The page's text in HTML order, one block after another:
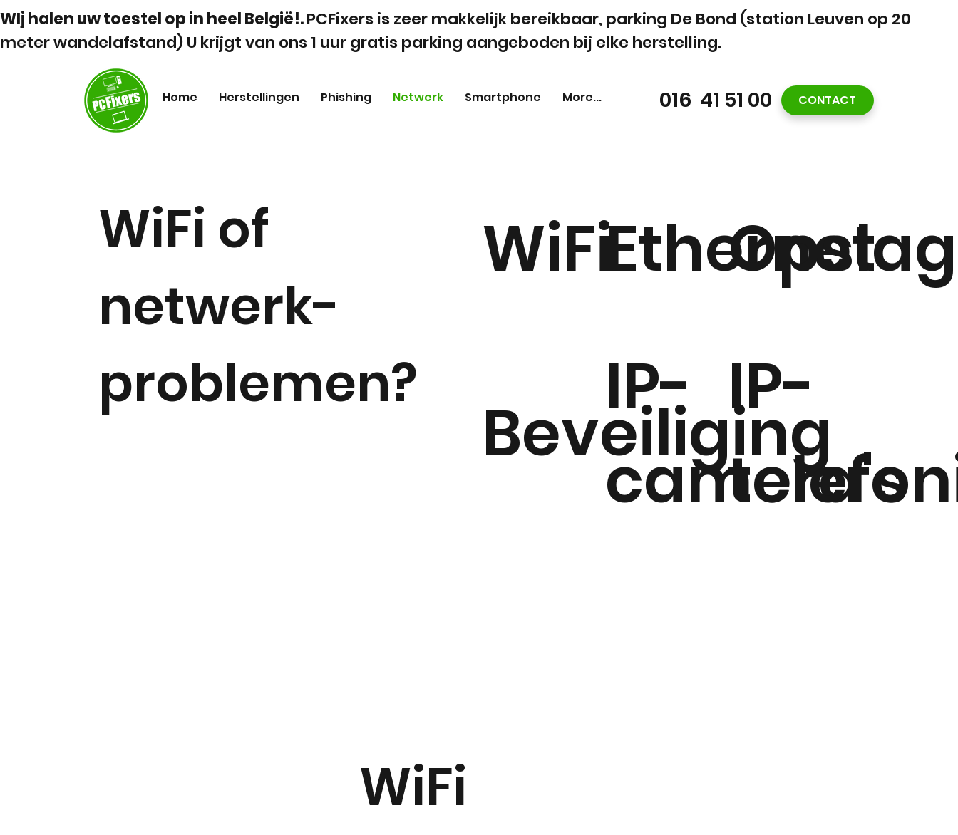
WIj halen uw toestel op in heel België!.PCFixers is zeer makkelijk bereikbaar, parking De Bond (station Leuven op 20
meter wandelafstand) U krijgt van ons 1 uur gratis parking aangeboden bij elke herstelling.
016 41 51 00
Home Herstellingen Phishing Netwerk Smartphone More... CONTACT
WiFi of
netwerk-
problemen?
WiFiEthernet
Opslag
Beveiliging
IP-
camera's
IP-
WiFi